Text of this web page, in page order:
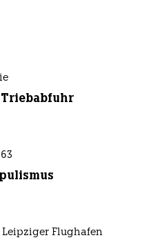
Flughafen